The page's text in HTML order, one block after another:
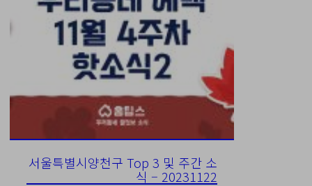
서울특별시양천구 Top 3 및 주간 소
식 – 20231122